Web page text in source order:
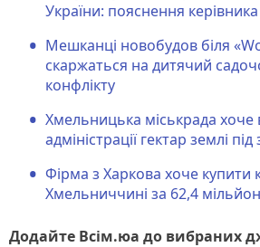
України: пояснення
Мешканці новобудов біля
скаржаться на дитячий
конфлікту
Хмельницька міськрада хоче
адміністрації гектар землі
Фірма з Харкова хоче купити
Хмельниччині за 62,4
Додайте Всім.юа до вибраних